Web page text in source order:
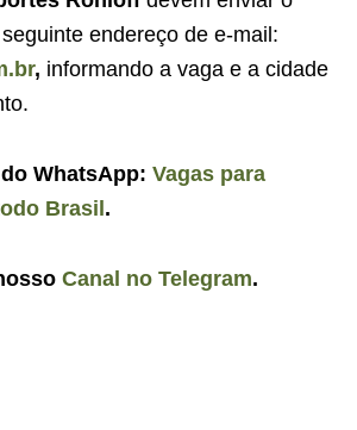
endereço de e-mail:
, informando a vaga e a cidade
WhatsApp: Vagas para
Brasil.
Canal no Telegram.